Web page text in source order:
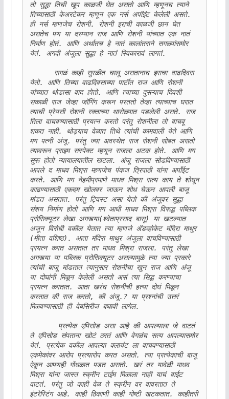
तो सुद्धा तिची खूप काळजी घेत असतो आणि म्हणूनच त्याने
तिच्यासाठी केअरटेकर म्हणून एक नर्स अपॉइंट केलेली असते.
ही नर्स म्हणजेच रोशनी. रोशनी इराची काळजी छान घेत
असतेच पण या दरम्यान राज आणि रोशनी यांच्यात एक नातं
निर्माण होतं. आणि अर्थातच हे नातं कालांतराने सगळ्यांसमोर
येतं. अगदी अंजूला सुद्धा हे नातं स्विकारावं लागतं.
येतो. आणि तिच्या वाढदिवसाच्या पार्टीत राज आणि रोशनी
यांच्यात थोडासा वाद होतो. आणि त्याच्या दुसऱ्याच दिवशी
सकाळी राज जेव्हा जॉगिंग करून परततो तेव्हा त्याच्याच घरात
त्याची प्रेयसी रोशनी रक्ताच्या थारोळ्यात पडलेली असते. राज
तिला वाचवण्यासाठी प्रयत्न करतो परंतु रोशनीला तो‌ वाचवू
शकत नाही. थोड्याच वेळात तिथे त्यांची कामवाली येते आणि
मग पत्नी अंजू. परंतु ज्या अवस्थेत राज रोशनी सोबत असतो
त्यावरून प्राइम सस्पेक्ट म्हणून राजला अटक होते. आणि मग
सुरू होतो न्यायालयातील खटला. अंजू राजला सोडविण्यासाठी
आपले द माधव मिश्रा म्हणजेच पंकज त्रिपाठी यांना अपॉंईट
करते. आणि मग नेहमीप्रमाणे माधव मिश्रा सत्य काय ते शोधून
काढण्यासाठी एकदम खोलवर जाऊन शोध घेऊन आपली बाजू
मांडत असतात. परंतु ट्विस्ट असा येतो की अंजूवर सुद्धा
संशय निर्माण होतो आणि मग आधी माधव मिश्रा विरूद्ध पब्लिक
प्रोसिक्यूटर लेखा अगस्त्या(श्वेताप्रसाद बासू) या खटल्यात
अजून विरोधी वकील येतात त्या म्हणजे ॲडव्होकेट मंदिरा माथुर
(मीता वशिष्ठ). आता मंदिरा माथुर अंजूला वाचविण्यासाठी
प्रयत्न करत असतात तर माधव मिश्रा राजला. परंतु लेखा
अगस्त्या या पब्लिक प्रोसिक्यूटर असल्यामुळे त्या ज्या प्रकारे
त्यांची बाजू मांडतात त्यानुसार रोशनीचा खुन राज आणि अंजू
या दोघांनी मिळून केलेली असतो असं त्या सिद्ध करण्याचा
प्रयत्न करतात. आता खरंच रोशनीची हत्या दोघं मिळून
करतात की राज करतो, की अंजू.? या प्रश्नांची उत्तरं
मिळवण्यासाठी ही वेबसिरीज बघावी लागेल.
ते एपिसोड संपताना खोटं ठरतं आणि वेगळंच सत्य आपल्यासमोर
येतं. प्रत्येक वकील आपल्या क्लायंट ला वाचवण्यासाठी
एकमेकांवर आरोप प्रत्यारोप करत असतो. त्या प्रत्येकाची बाजू
ऐकून आपणही गोंधळात पडत असतो. खरं तर यावेळी माधव
मिश्रा यांना जास्त स्क्रीन टाईम मिळाला नाही याचं वाईट
वाटतं. परंतु जो काही वेळ ते स्क्रीन वर वावरतात ते
इंटरेस्टिंग आहे. काही ठिकाणी काही गोष्टी खटकतात. काहीतरी